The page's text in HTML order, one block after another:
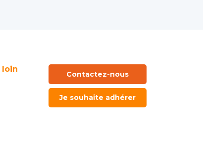
loin
Contactez-nous
Je souhaite adhérer